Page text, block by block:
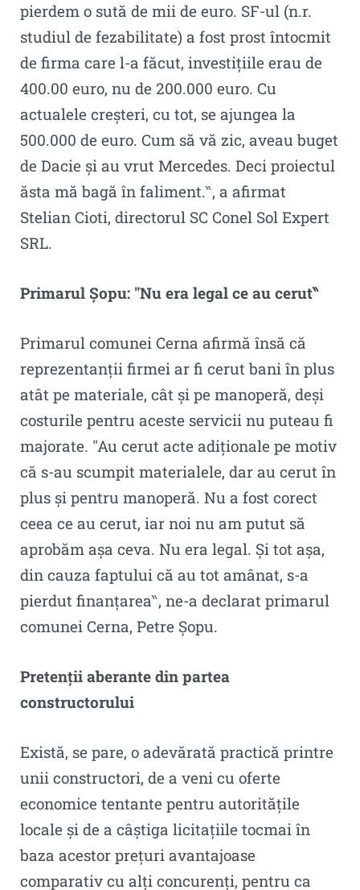
pierdem o sută de mii de euro. SF-ul (n.r.
studiul de fezabilitate) a fost prost întocmit
de firma care l-a făcut, investițiile erau de
400.00 euro, nu de 200.000 euro. Cu
actualele creșteri, cu tot, se ajungea la
500.000 de euro. Cum să vă zic, aveau buget
de Dacie și au vrut Mercedes. Deci proiectul
ăsta mă bagă în faliment.‶, a afirmat
Stelian Cioti, directorul SC Conel Sol Expert
SRL.
Primarul Șopu: ″Nu era legal ce au cerut‶
Primarul comunei Cerna afirmă însă că
reprezentanții firmei ar fi cerut bani în plus
atât pe materiale, cât și pe manoperă, deși
costurile pentru aceste servicii nu puteau fi
majorate. ″Au cerut acte adiționale pe motiv
că s-au scumpit materialele, dar au cerut în
plus și pentru manoperă. Nu a fost corect
ceea ce au cerut, iar noi nu am putut să
aprobăm așa ceva. Nu era legal. Și tot așa,
din cauza faptului că au tot amânat, s-a
pierdut finanțarea‶, ne-a declarat primarul
comunei Cerna, Petre Șopu.
Pretenții aberante din partea
constructorului
Există, se pare, o adevărată practică printre
unii constructori, de a veni cu oferte
economice tentante pentru autoritățile
locale și de a câștiga licitațiile tocmai în
baza acestor prețuri avantajoase
comparativ cu alți concurenți, pentru ca